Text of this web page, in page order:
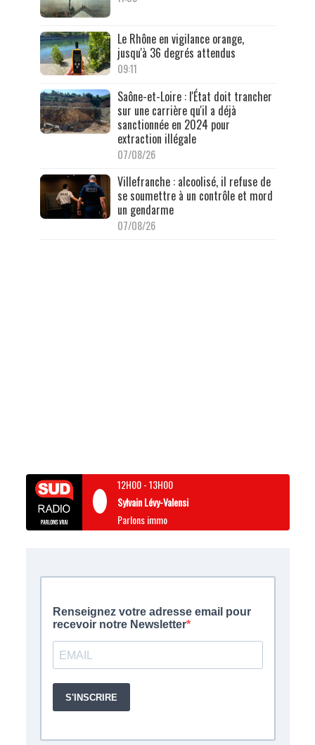
Le Rhône en vigilance orange,
jusqu'à 36 degrés attendus
09:11
Saône-et-Loire : l'État doit trancher
sur une carrière qu'il a déjà
sanctionnée en 2024 pour
extraction illégale
07/08/26
Villefranche : alcoolisé, il refuse de
se soumettre à un contrôle et mord
un gendarme
07/08/26
12H00-13H00
Sylvain Lévy-Valensi
Parlons immo